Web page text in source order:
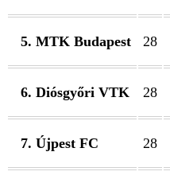
5. MTK Budapest 28
6. Diósgyőri VTK 28
7. Újpest FC 28